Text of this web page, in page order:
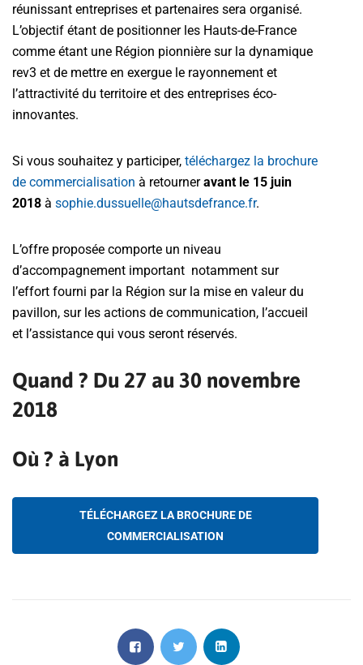
réunissant entreprises et partenaires sera organisé.
L’objectif étant de positionner les Hauts-de-France
comme étant une Région pionnière sur la dynamique
rev3 et de mettre en exergue le rayonnement et
l’attractivité du territoire et des entreprises éco-
innovantes.
Si vous souhaitez y participer, téléchargez la brochure
de commercialisation à retourneravant le 15 juin
2018 à sophie.dussuelle@hautsdefrance.fr.
L’offre proposée comporte un niveau
d’accompagnement important notamment sur
l’effort fourni par la Région sur la mise en valeur du
pavillon, sur les actions de communication, l’accueil
et l’assistance qui vous seront réservés.
Quand ? Du 27 au 30 novembre
2018
Où ? à Lyon
TÉLÉCHARGEZ LA BROCHURE DE
COMMERCIALISATION